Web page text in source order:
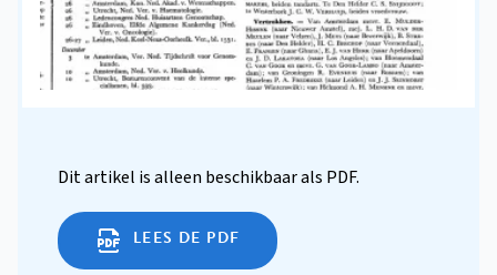
Dit artikel is alleen beschikbaar als PDF.
LEES DE PDF